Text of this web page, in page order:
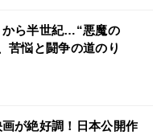
から半世紀…“悪魔の
苦悩と闘争の道のり
が絶好調！日本公開作